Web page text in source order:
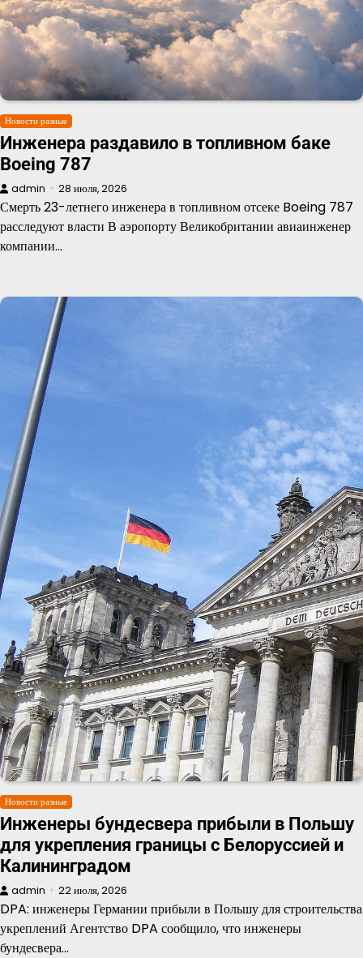
Новости разные
Инженера раздавило в топливном баке
Boeing 787
admin 28 июля, 2026
Смерть 23-летнего инженера в топливном отсеке Boeing 787
расследуют власти В аэропорту Великобритании авиаинженер
компании…
Новости разные
Инженеры бундесвера прибыли в Польшу
для укрепления границы с Белоруссией и
Калининградом
admin 22 июля, 2026
DPA: инженеры Германии прибыли в Польшу для строительства
укреплений Агентство DPA сообщило, что инженеры
бундесвера…